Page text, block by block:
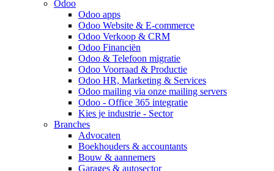
Odoo
Odoo apps
Odoo Website & E-commerce
Odoo Verkoop & CRM
Odoo Financiën
Odoo & Telefoon migratie
Odoo Voorraad & Productie
Odoo HR, Marketing & Services
Odoo mailing via onze mailing servers
Odoo - Office 365 integratie
Kies je industrie - Sector
Branches
Advocaten
Boekhouders & accountants
Bouw & aannemers
Garages & autosector